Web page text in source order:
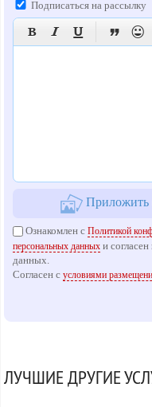
Подписаться на рассылку
    
Приложить
Ознакомлен сПолитикой
персональных данных и
данных.
Согласен сусловиями
ЛУЧШИЕ ДРУГИЕ